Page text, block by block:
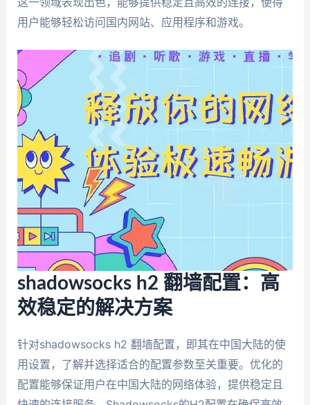
用户能够轻松访问国内网站、应用程序和游戏。
shadowsocks h2 翻墙配置：高
效稳定的解决方案
针对shadowsocks h2 翻墙配置，即其在中国大陆的使
用设置，了解并选择适合的配置参数至关重要。优化的
配置能够保证用户在中国大陆的网络体验，提供稳定且